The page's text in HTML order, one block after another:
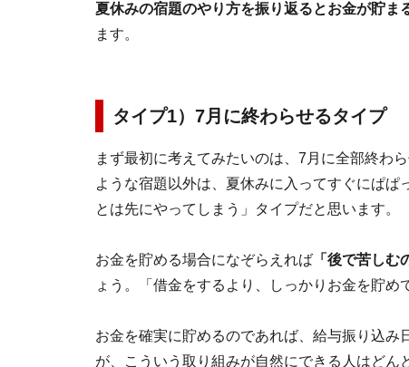
夏休みの宿題のやり方を振り返るとお金が貯ま
ます。
タイプ1）7月に終わらせるタイプ
まず最初に考えてみたいのは、7月に全部終わ
ような宿題以外は、夏休みに入ってすぐにぱぱ
とは先にやってしまう」タイプだと思います。
お金を貯める場合になぞらえれば 「後で苦し
ょう。「借金をするより、しっかりお金を貯め
お金を確実に貯めるのであれば、給与振り込
が、こういう取り組みが自然にできる人はどん